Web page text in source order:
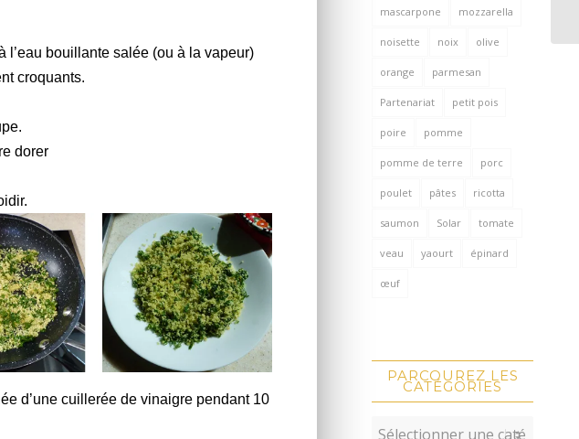
l’eau bouillante salée (ou à la vapeur)
croquants.
dorer
d’une cuillerée de vinaigre pendant 10
mascarpone mozzarella
noisette noix olive
orange parmesan
Partenariat petit pois
poire pomme
pomme de terre porc
poulet pâtes ricotta
saumon Solar tomate
veau yaourt épinard
œuf
PARCOUREZ LES
CATÉGORIES